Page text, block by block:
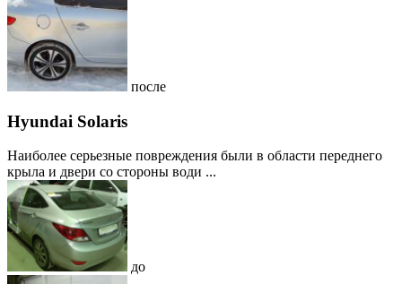
после
Hyundai Solaris
Наиболее серьезные повреждения были в области переднего
крыла и двери со стороны води ...
до